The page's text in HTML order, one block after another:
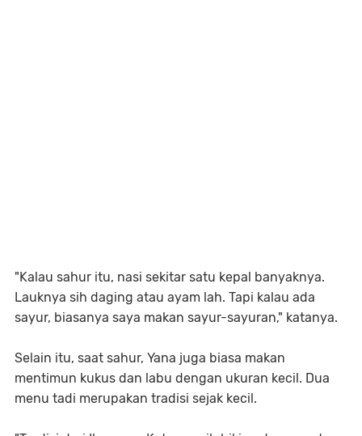
"Kalau sahur itu, nasi sekitar satu kepal banyaknya.
Lauknya sih daging atau ayam lah. Tapi kalau ada
sayur, biasanya saya makan sayur-sayuran," katanya.
Selain itu, saat sahur, Yana juga biasa makan
mentimun kukus dan labu dengan ukuran kecil. Dua
menu tadi merupakan tradisi sejak kecil.